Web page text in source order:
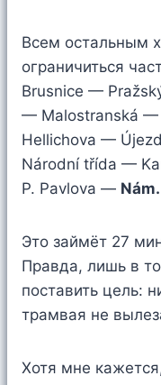
Всем остальным
ограничиться
Brusnice —
— Malostranská —
Hellichova —
Národní třída —
P. Pavlova —
Это займёт 27
Правда, лишь в
поставить цель:
трамвая не
Хотя мне